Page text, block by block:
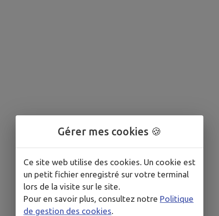
Gérer mes cookies 🍪
Ce site web utilise des cookies. Un cookie est
un petit fichier enregistré sur votre terminal
lors de la visite sur le site.
Pour en savoir plus, consultez notre Politique
de gestion des cookies.